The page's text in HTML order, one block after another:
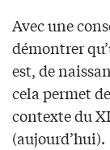
Avec une
démontrer
est, de
cela permet
contexte du
(aujourd’hui).